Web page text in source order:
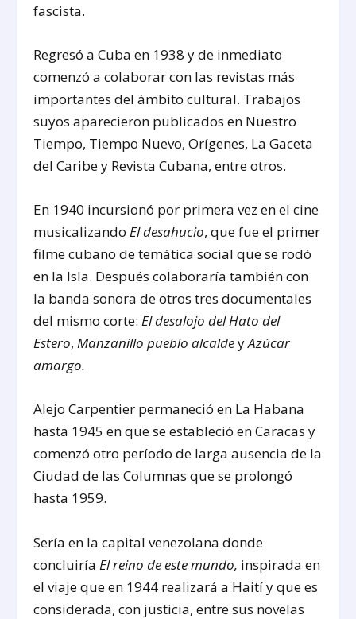
fascista.
Regresó a Cuba en 1938 y de inmediato
comenzó a colaborar con las revistas más
importantes del ámbito cultural. Trabajos
suyos aparecieron publicados en Nuestro
Tiempo, Tiempo Nuevo, Orígenes, La Gaceta
del Caribe y Revista Cubana, entre otros.
En 1940 incursionó por primera vez en el cine
musicalizandoEl desahucio, que fue el primer
filme cubano de temática social que se rodó
en la Isla. Después colaboraría también con
la banda sonora de otros tres documentales
del mismo corte:El desalojo del Hato del
Estero,Manzanillo pueblo alcaldeyAzúcar
amargo.
Alejo Carpentier permaneció en La Habana
hasta 1945 en que se estableció en Caracas y
comenzó otro período de larga ausencia de la
Ciudad de las Columnas que se prolongó
hasta 1959.
Sería en la capital venezolana donde
concluiría El reino de este mundo, inspirada en
el viaje que en 1944 realizará a Haití y que es
considerada, con justicia, entre sus novelas